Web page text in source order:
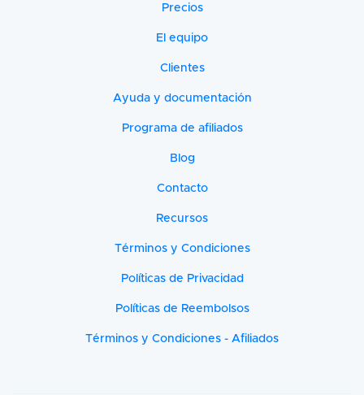
Precios
El equipo
Clientes
Ayuda y documentación
Programa de afiliados
Blog
Contacto
Recursos
Términos y Condiciones
Políticas de Privacidad
Políticas de Reembolsos
Términos y Condiciones - Afiliados